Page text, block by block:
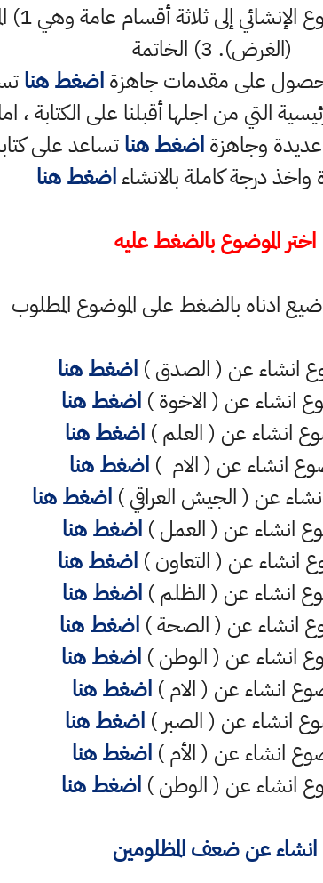
(الغرض). 3) الخاتمة
على مقدمات جاهزةاضغط هنا
التي من اجلها أقبلنا على الكتابة ،
وجاهزةاضغط هناتساعد على
واخذ درجة كاملة بالانشاءاضغط هنا
اختر الموضوع بالضغط عليه
ادناه بالضغط على الموضوع المطلوب
انشاء عن ( الصدق ) اضغط هنا
انشاء عن ( الاخوة ) اضغط هنا
انشاء عن ( العلم ) اضغط هنا
انشاء عن ( الام ) اضغط هنا
عن ( الجيش العراقي )اضغط هنا
انشاء عن ( العمل ) اضغط هنا
انشاء عن ( التعاون ) اضغط هنا
انشاء عن ( الظلم ) اضغط هنا
انشاء عن ( الصحة )اضغط هنا
انشاء عن ( الوطن )اضغط هنا
انشاء عن ( الام ) اضغط هنا
انشاء عن ( الصبر ) اضغط هنا
انشاء عن ( الأم ) اضغط هنا
انشاء عن ( الوطن )اضغط هنا
انشاء عن ضعف المظلومين